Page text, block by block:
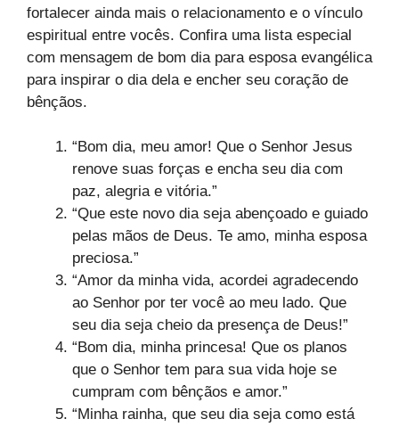
fortalecer ainda mais o relacionamento e o vínculo
espiritual entre vocês. Confira uma lista especial
com mensagem de bom dia para esposa evangélica
para inspirar o dia dela e encher seu coração de
bênçãos.
“Bom dia, meu amor! Que o Senhor Jesus
renove suas forças e encha seu dia com
paz, alegria e vitória.”
“Que este novo dia seja abençoado e guiado
pelas mãos de Deus. Te amo, minha esposa
preciosa.”
“Amor da minha vida, acordei agradecendo
ao Senhor por ter você ao meu lado. Que
seu dia seja cheio da presença de Deus!”
“Bom dia, minha princesa! Que os planos
que o Senhor tem para sua vida hoje se
cumpram com bênçãos e amor.”
“Minha rainha, que seu dia seja como está